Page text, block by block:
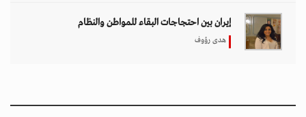
إيران بين احتجاجات البقاء للمواطن والنظام
هدى رؤوف